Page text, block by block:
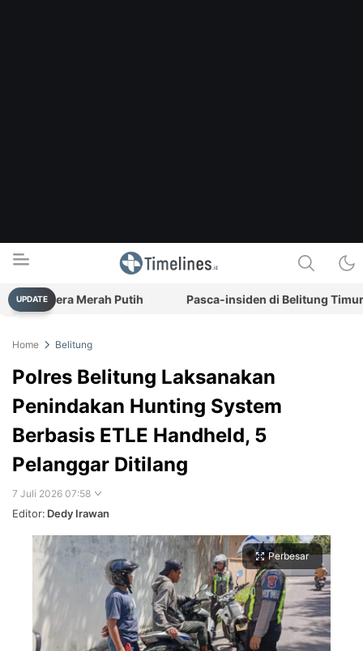
Timelines.id
Media Literasi, Sejarah & Budaya
UPDATE Merah Putih Pasca-insiden di Belitung Timur,
Home Belitung
Polres Belitung Laksanakan
Penindakan Hunting System
Berbasis ETLE Handheld, 5
Pelanggar Ditilang
7 Juli 2026 07:58
Editor: Dedy Irawan
Perbesar